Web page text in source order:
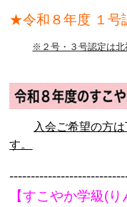
★令和８年度 １号
※２号・３号認定は北
入会ご希望の方は
す。
【すこやか学級(